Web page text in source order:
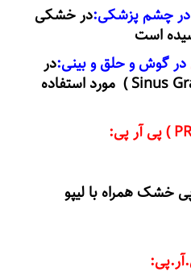
در چشم پزشکی:در خشکی
است
در گوش و حلق و بینی:در
گوش و حلق و بینی در ( Sinus Graft ) مورد استفاده
خشک همراه با لیپو